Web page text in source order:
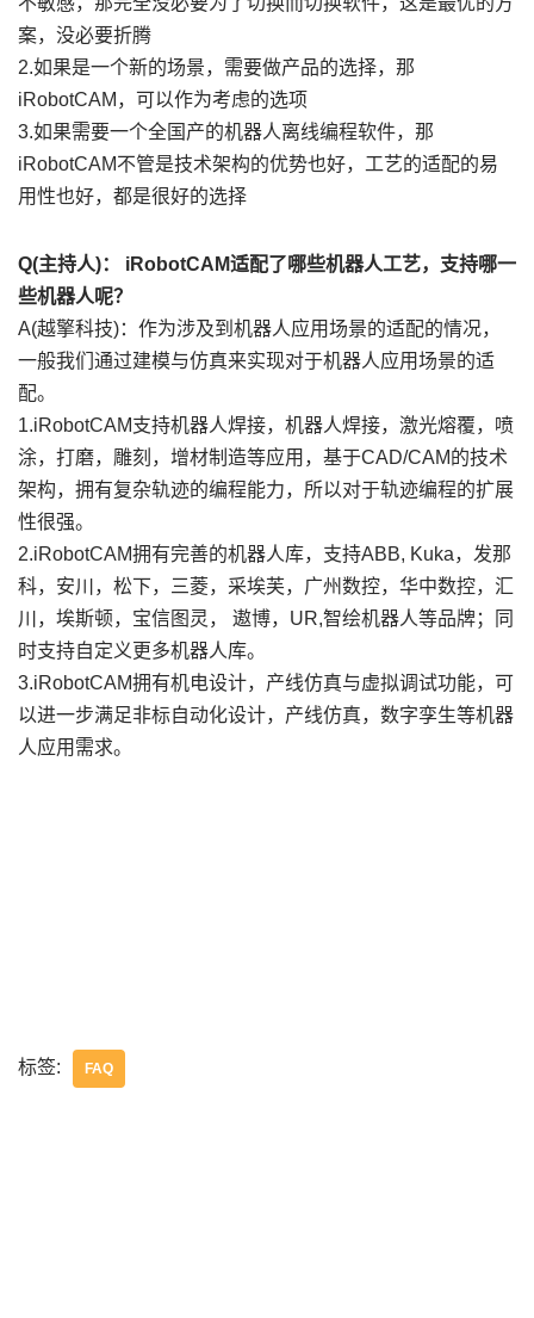
案，没必要折腾
2.如果是一个新的场景，需要做产品的选择，那
iRobotCAM，可以作为考虑的选项
3.如果需要一个全国产的机器人离线编程软件，那
iRobotCAM不管是技术架构的优势也好，工艺的适配的易
用性也好，都是很好的选择
Q(主持人)： iRobotCAM适配了哪些机器人工艺，支持哪一
些机器人呢？
A(越擎科技)：作为涉及到机器人应用场景的适配的情况，
一般我们通过建模与仿真来实现对于机器人应用场景的适
配。
1.iRobotCAM支持机器人焊接，机器人焊接，激光熔覆，喷
涂，打磨，雕刻，增材制造等应用，基于CAD/CAM的技术
架构，拥有复杂轨迹的编程能力，所以对于轨迹编程的扩展
性很强。
2.iRobotCAM拥有完善的机器人库，支持ABB, Kuka，发那
科，安川，松下，三菱，采埃芙，广州数控，华中数控，汇
川，埃斯顿，宝信图灵， 遨博，UR,智绘机器人等品牌；同
时支持自定义更多机器人库。
3.iRobotCAM拥有机电设计，产线仿真与虚拟调试功能，可
以进一步满足非标自动化设计，产线仿真，数字孪生等机器
人应用需求。
标签: FAQ